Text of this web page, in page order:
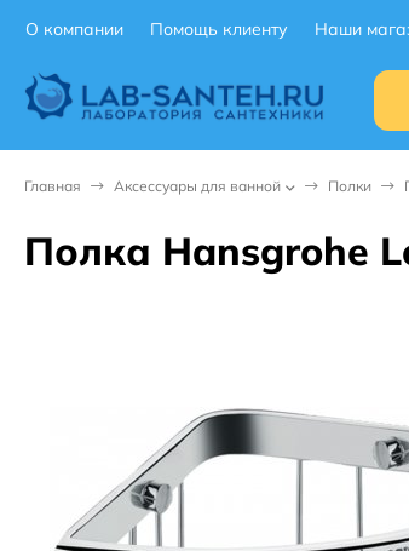
О компании Помощь клиенту Наши
Главная Аксессуары для ванной Полки
Полка Hansgrohe